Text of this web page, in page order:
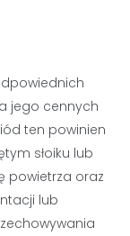
jego cennych
ten powinien
słoiku lub
powietrza oraz
lub